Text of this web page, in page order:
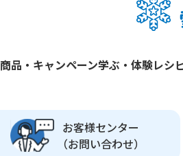
商品・キャンペーン学ぶ・体験レシ
お客様センター
（お問い合わせ）